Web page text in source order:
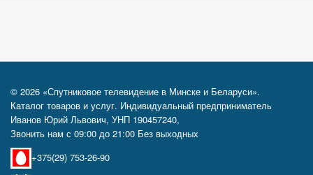
© 2026 «Спутниковое телевидение в Минске и Беларуси».
Каталог товаров и услуг. Индивидуальный предприниматель
Иванов Юрий Львович, УНП 190457240,
Звонить нам с 09:00 до 21:00 Без выходных
+375(29) 753-26-90